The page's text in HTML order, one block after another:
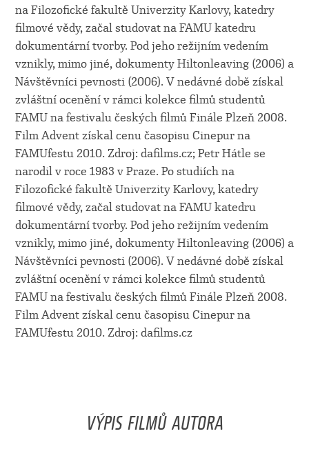
na Filozofické fakultě Univerzity Karlovy, katedry
filmové vědy, začal studovat na FAMU katedru
dokumentární tvorby. Pod jeho režijním vedením
vznikly, mimo jiné, dokumenty Hiltonleaving (2006) a
Návštěvníci pevnosti (2006). V nedávné době získal
zvláštní ocenění v rámci kolekce filmů studentů
FAMU na festivalu českých filmů Finále Plzeň 2008.
Film Advent získal cenu časopisu Cinepur na
FAMUfestu 2010. Zdroj: dafilms.cz; Petr Hátle se
narodil v roce 1983 v Praze. Po studiích na
Filozofické fakultě Univerzity Karlovy, katedry
filmové vědy, začal studovat na FAMU katedru
dokumentární tvorby. Pod jeho režijním vedením
vznikly, mimo jiné, dokumenty Hiltonleaving (2006) a
Návštěvníci pevnosti (2006). V nedávné době získal
zvláštní ocenění v rámci kolekce filmů studentů
FAMU na festivalu českých filmů Finále Plzeň 2008.
Film Advent získal cenu časopisu Cinepur na
FAMUfestu 2010. Zdroj: dafilms.cz
VÝPIS FILMŮ AUTORA